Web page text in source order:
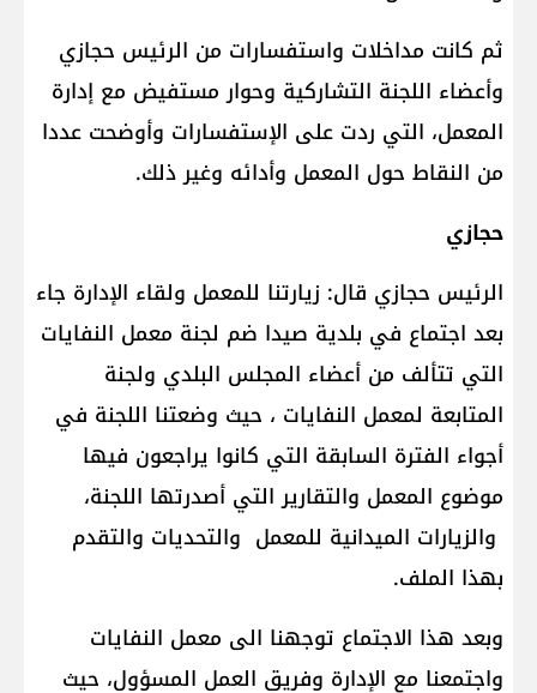
ثم كانت مداخلات واستفسارات من الرئيس حجازي
وأعضاء اللجنة التشاركية وحوار مستفيض مع إدارة
المعمل، التي ردت على الإستفسارات وأوضحت عددا
من النقاط حول المعمل وأدائه وغير ذلك.
حجازي
الرئيس حجازي قال: زيارتنا للمعمل ولقاء الإدارة جاء
بعد اجتماع في بلدية صيدا ضم لجنة معمل النفايات
التي تتألف من أعضاء المجلس البلدي ولجنة
المتابعة لمعمل النفايات ، حيث وضعتنا اللجنة في
أجواء الفترة السابقة التي كانوا يراجعون فيها
موضوع المعمل والتقارير التي أصدرتها اللجنة،
والزيارات الميدانية للمعمل والتحديات والتقدم
بهذا الملف.
وبعد هذا الاجتماع توجهنا الى معمل النفايات
واجتمعنا مع الإدارة وفريق العمل المسؤول، حيث